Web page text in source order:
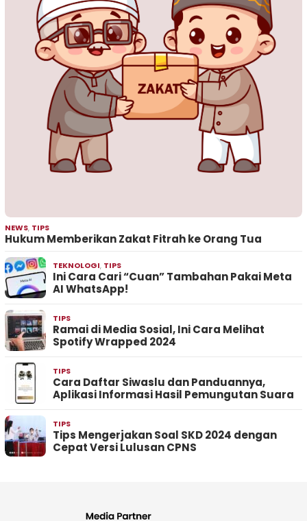
NEWS, TIPS
Hukum Memberikan Zakat Fitrah ke Orang Tua
TEKNOLOGI, TIPS
Ini Cara Cari “Cuan” Tambahan Pakai Meta
AI WhatsApp!
TIPS
Ramai di Media Sosial, Ini Cara Melihat
Spotify Wrapped 2024
TIPS
Cara Daftar Siwaslu dan Panduannya,
Aplikasi Informasi Hasil Pemungutan Suara
TIPS
Tips Mengerjakan Soal SKD 2024 dengan
Cepat Versi Lulusan CPNS